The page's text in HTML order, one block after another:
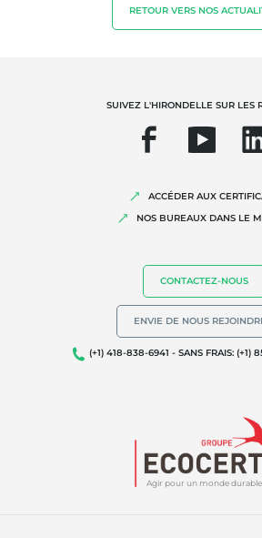
Produits de la maison
Commerce équitable
Agriculture durable
Biodiversité et changement climatique
Allégations environnementales
RETOUR VERS NOS
Agir pour un monde durable
SUIVEZ L'HIRONDELLE SUR LES
ACCÉDER AUX
NOS BUREAUX DANS LE
CONTACTEZ-NOUS
ENVIE DE NOUS
(+1) 418-838-6941 - SANS FRAIS: (+1)